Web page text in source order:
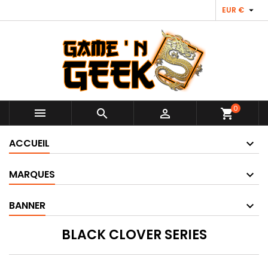
EUR € 
   shopping_cart0
ACCUEIL
MARQUES
BANNER
BLACK CLOVER SERIES